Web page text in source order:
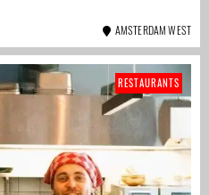
AMSTERDAM WEST
RESTAURANTS